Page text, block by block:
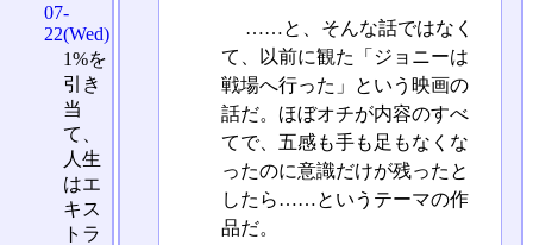
……と、そんな話ではなく
て、以前に観た「ジョニーは
戦場へ行った」という映画の
話だ。ほぼオチが内容のすべ
てで、五感も手も足もなくな
ったのに意識だけが残ったと
したら……というテーマの作
品だ。
07-
22(Wed)
1%を
引き
当
て、
人生
はエ
キス
トラ